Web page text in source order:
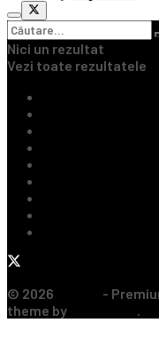
Nici un rezultat
Vezi toate rezultatele
© 2026
-
theme by
.